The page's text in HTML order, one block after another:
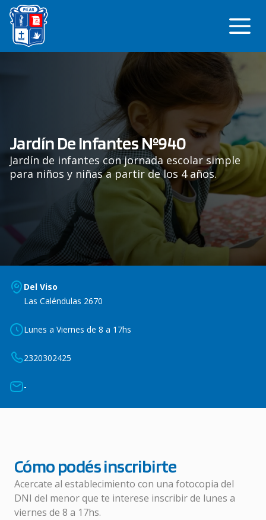
Saltar
contenido
Jardín De Infantes Nº940
Jardín de infantes con jornada escolar simple
para niños y niñas a partir de los 4 años.
Del Viso
Las Caléndulas 2670
Lunes a Viernes de 8 a 17hs
2320302425
-
Cómo podés inscribirte
Acercate al establecimiento con una fotocopia del
DNI del menor que te interese inscribir de lunes a
viernes de 8 a 17hs.